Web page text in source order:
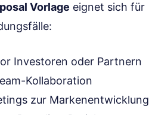
Vorlage eignet sich für
Investoren oder Partnern
Kollaboration
zur Markenentwicklung